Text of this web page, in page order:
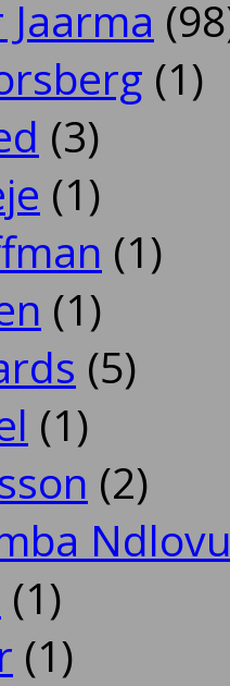
(1)
(3)
(1)
(1)
(1)
(5)
(1)
(2)
(1)
(1)